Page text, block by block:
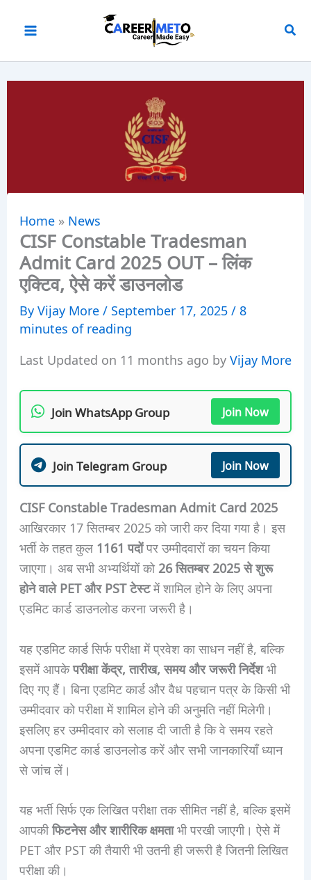
Home» News
CISF Constable Tradesman
Admit Card 2025 OUT – लिंक
एक्टिव, ऐसे करें डाउनलोड
ByVijay More/ September 17, 2025/8
minutes of reading
Last Updated on 11 months ago byVijay More
Join WhatsApp Group Join Now
Join Telegram Group Join Now
CISF Constable Tradesman Admit Card 2025
आखिरकार 17 सितम्बर 2025 को जारी कर दिया गया है। इस
भर्ती के तहत कुल 1161 पदोंपर उम्मीदवारों का चयन किया
जाएगा। अब सभी अभ्यर्थियों को26 सितम्बर 2025 से शुरू
होने वाले PET और PST टेस्टमें शामिल होने के लिए अपना
एडमिट कार्ड डाउनलोड करना जरूरी है।
यह एडमिट कार्ड सिर्फ परीक्षा में प्रवेश का साधन नहीं है, बल्कि
इसमें आपकेपरीक्षा केंद्र, तारीख, समय और जरूरी निर्देशभी
दिए गए हैं। बिना एडमिट कार्ड और वैध पहचान पत्र के किसी भी
उम्मीदवार को परीक्षा में शामिल होने की अनुमति नहीं मिलेगी।
इसलिए हर उम्मीदवार को सलाह दी जाती है कि वे समय रहते
अपना एडमिट कार्ड डाउनलोड करें और सभी जानकारियाँ ध्यान
से जांच लें।
यह भर्ती सिर्फ एक लिखित परीक्षा तक सीमित नहीं है, बल्कि इसमें
आपकीफिटनेस और शारीरिक क्षमताभी परखी जाएगी। ऐसे में
PET और PST की तैयारी भी उतनी ही जरूरी है जितनी लिखित
परीक्षा की।